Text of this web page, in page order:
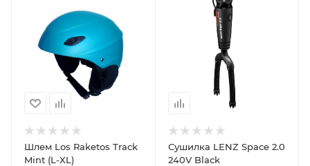
Шлем Los Raketos Track
Mint (L-XL)
Сушилка LENZ Space 2.0
240V Black